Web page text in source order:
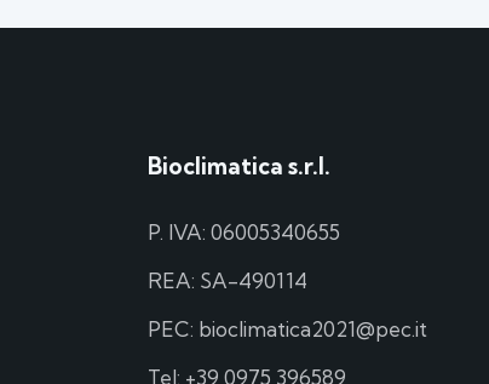
Bioclimatica s.r.l.
P. IVA: 06005340655
REA: SA-490114
PEC: bioclimatica2021@pec.it
Tel: +39 0975 396589